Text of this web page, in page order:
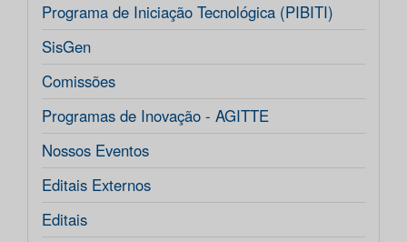
Programa de Iniciação Tecnológica (PIBITI)
SisGen
Comissões
Programas de Inovação - AGITTE
Nossos Eventos
Editais Externos
Editais